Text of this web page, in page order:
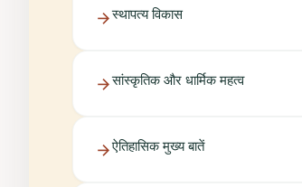
स्थापत्य विकास
सांस्कृतिक और धार्मिक महत्व
ऐतिहासिक मुख्य बातें